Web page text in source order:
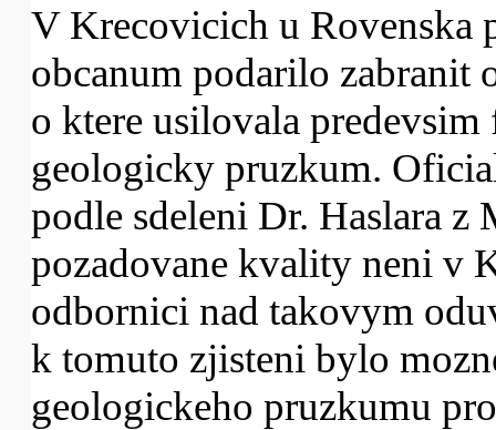
V Krecovicich u Rovenska
obcanum podarilo zabranit
o ktere usilovala
geologicky pruzkum.
podle sdeleni Dr. Haslara
pozadovane kvality neni v
odbornici nad takovym
k tomuto zjisteni bylo
geologickeho pruzkumu